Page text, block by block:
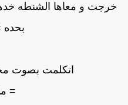
خرجت و معاها الشنطه خدها
بحده
اتكلمت بصوت
=